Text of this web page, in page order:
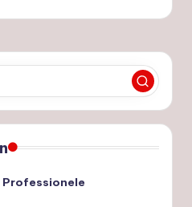
Professionele